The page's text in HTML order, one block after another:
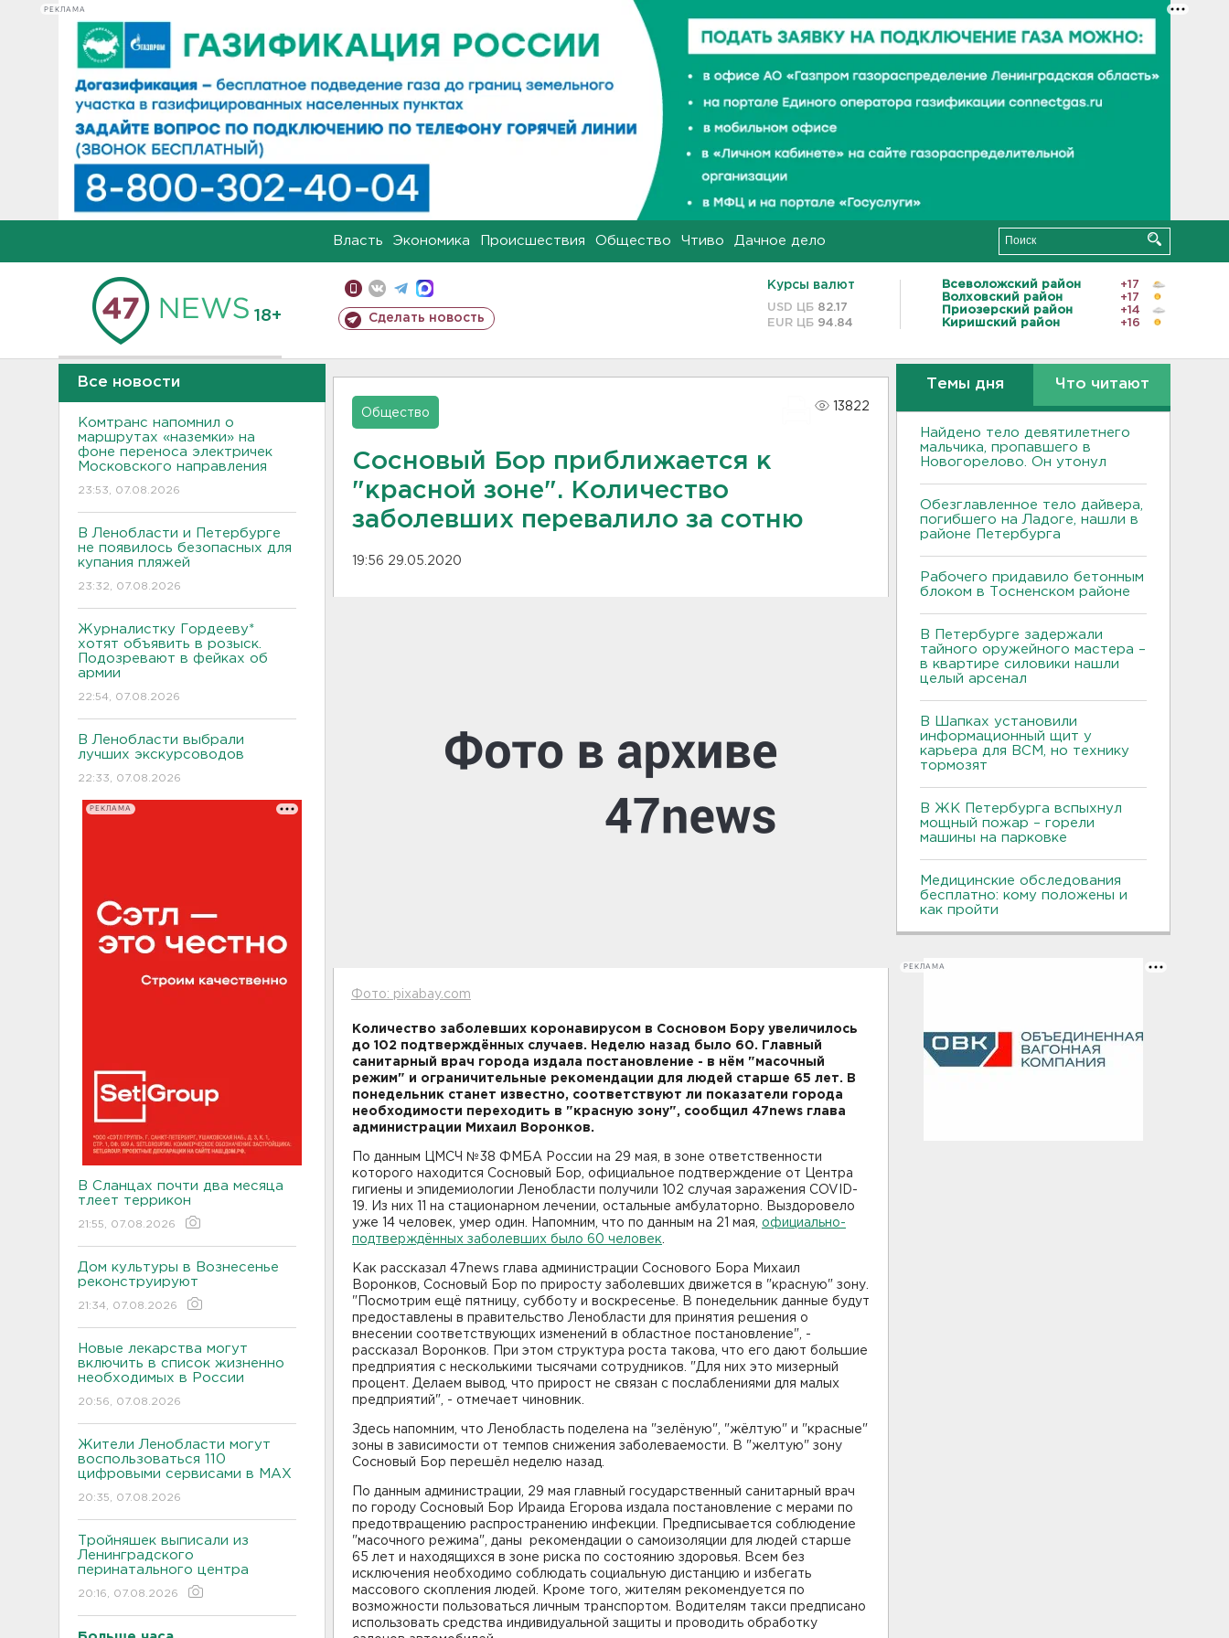
РЕКЛАМА
Власть Экономика Происшествия Общество Чтиво Дачное дело
18+ Сделать новость
Курсы валют
USD ЦБ 82.17
EUR ЦБ 94.84
Всеволожский район
+17
Волховский район
+17
Приозерский район
+14
Киришский район
+16
Все новости
Комтранс напомнил о
маршрутах «наземки» на
фоне переноса электричек
Московского направления
23:53, 07.08.2026
В Ленобласти и Петербурге
не появилось безопасных для
купания пляжей
23:32, 07.08.2026
Журналистку Гордееву*
хотят объявить в розыск.
Подозревают в фейках об
армии
22:54, 07.08.2026
В Ленобласти выбрали
лучших экскурсоводов
22:33, 07.08.2026
РЕКЛАМА
В Сланцах почти два месяца
тлеет террикон
21:55, 07.08.2026
Дом культуры в Вознесенье
реконструируют
21:34, 07.08.2026
Новые лекарства могут
включить в список жизненно
необходимых в России
20:56, 07.08.2026
Жители Ленобласти могут
воспользоваться 110
цифровыми сервисами в МАХ
20:35, 07.08.2026
Тройняшек выписали из
Ленинградского
перинатального центра
20:16, 07.08.2026
Общество
13822
Сосновый Бор приближается к
"красной зоне". Количество
заболевших перевалило за сотню
19:56 29.05.2020
Фото: pixabay.com
Количество заболевших коронавирусом в Сосновом Бору увеличилось
до 102 подтверждённых случаев. Неделю назад было 60. Главный
санитарный врач города издала постановление - в нём "масочный
режим" и ограничительные рекомендации для людей старше 65 лет. В
понедельник станет известно, соответствуют ли показатели города
необходимости переходить в "красную зону", сообщил 47news глава
администрации Михаил Воронков.
По данным ЦМСЧ №38 ФМБА России на 29 мая, в зоне ответственности
которого находится Сосновый Бор, официальное подтверждение от Центра
гигиены и эпидемиологии Ленобласти получили 102 случая заражения COVID-
19. Из них 11 на стационарном лечении, остальные амбулаторно. Выздоровело
уже 14 человек, умер один. Напомним, что по данным на 21 мая, официально-
подтверждённых заболевших было 60 человек
Как рассказал 47news глава администрации Соснового Бора Михаил
Воронков, Сосновый Бор по приросту заболевших движется в "красную" зону.
"Посмотрим ещё пятницу, субботу и воскресенье. В понедельник данные будут
предоставлены в правительство Ленобласти для принятия решения о
внесении соответствующих изменений в областное постановление", -
рассказал Воронков. При этом структура роста такова, что его дают большие
предприятия с несколькими тысячами сотрудников. "Для них это мизерный
процент. Делаем вывод, что прирост не связан с послаблениями для малых
предприятий", - отмечает чиновник.
Здесь напомним, что Ленобласть поделена на "зелёную", "жёлтую" и "красные"
зоны в зависимости от темпов снижения заболеваемости. В "желтую" зону
Сосновый Бор перешёл неделю назад.
По данным администрации, 29 мая главный государственный санитарный врач
по городу Сосновый Бор Ираида Егорова издала постановление с мерами по
предотвращению распространению инфекции. Предписывается соблюдение
"масочного режима", даны рекомендации о самоизоляции для людей старше
65 лет и находящихся в зоне риска по состоянию здоровья. Всем без
исключения необходимо соблюдать социальную дистанцию и избегать
массового скопления людей. Кроме того, жителям рекомендуется по
возможности пользоваться личным транспортом. Водителям такси предписано
использовать средства индивидуальной защиты и проводить обработку
Темы дня Что читают
Найдено тело девятилетнего
мальчика, пропавшего в
Новогорелово. Он утонул
Обезглавленное тело дайвера,
погибшего на Ладоге, нашли в
районе Петербурга
Рабочего придавило бетонным
блоком в Тосненском районе
В Петербурге задержали
тайного оружейного мастера –
в квартире силовики нашли
целый арсенал
В Шапках установили
информационный щит у
карьера для ВСМ, но технику
тормозят
В ЖК Петербурга вспыхнул
мощный пожар – горели
машины на парковке
Медицинские обследования
бесплатно: кому положены и
как пройти
РЕКЛАМА